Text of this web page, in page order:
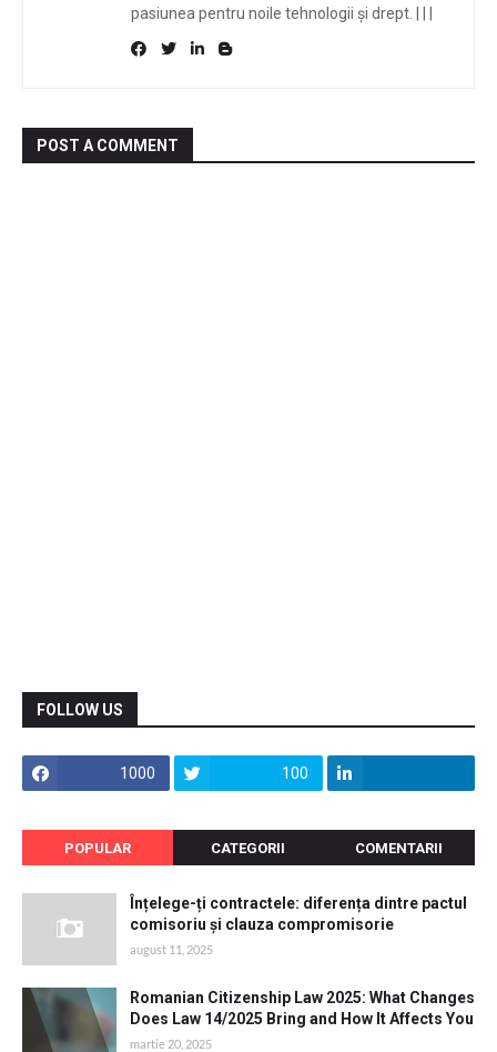
pasiunea pentru noile tehnologii și drept. | | |
POST A COMMENT
FOLLOW US
1000 100
POPULAR CATEGORII COMENTARII
Înțelege-ți contractele: diferența dintre pactul
comisoriu și clauza compromisorie
august 11, 2025
Romanian Citizenship Law 2025: What Changes
Does Law 14/2025 Bring and How It Affects You
martie 20, 2025